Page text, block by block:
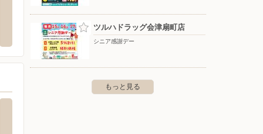
店
町8-12
クスリのアオキ/東年貢店
〒965-0839 会津若松市東年貢1-1-12
ツルハドラッグ会津扇町店
シニア感謝デー
もっと見る